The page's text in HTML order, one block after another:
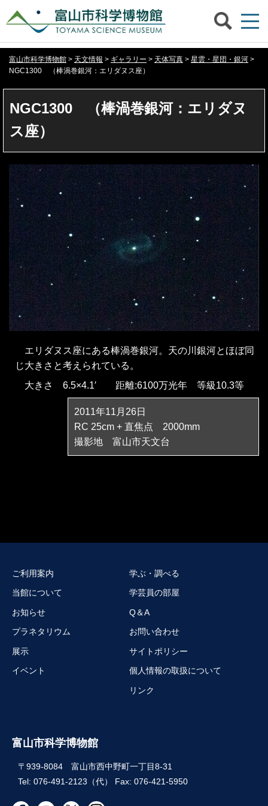
富山市科学博物館 > 天文情報 > ギャラリー > 天体写真 > 星雲・星団・銀河 >
NGC1300 （棒渦巻銀河：エリダヌス座）
NGC1300 （棒渦巻銀河：エリダヌ
ス座）
エリダヌス座にある棒渦巻銀河。天の川銀河とほぼ同
じ大きさと考えられている。
大きさ 6.5×4.1′ 距離:6100万光年 等級10.3等
2011年11月26日
RC 25cm + 直焦点 2000mm
撮影地 富山市天文台
富山市科学博物館
〒939-8084 富山市西中野町一丁目8-31
Tel: 076-491-2123（代） Fax: 076-421-5950
ご利用案内
当館について
お知らせ
プラネタリウム
展示
イベント
学ぶ・調べる
学芸員の部屋
Q＆A
お問い合わせ
サイトポリシー
個人情報の取扱について
リンク